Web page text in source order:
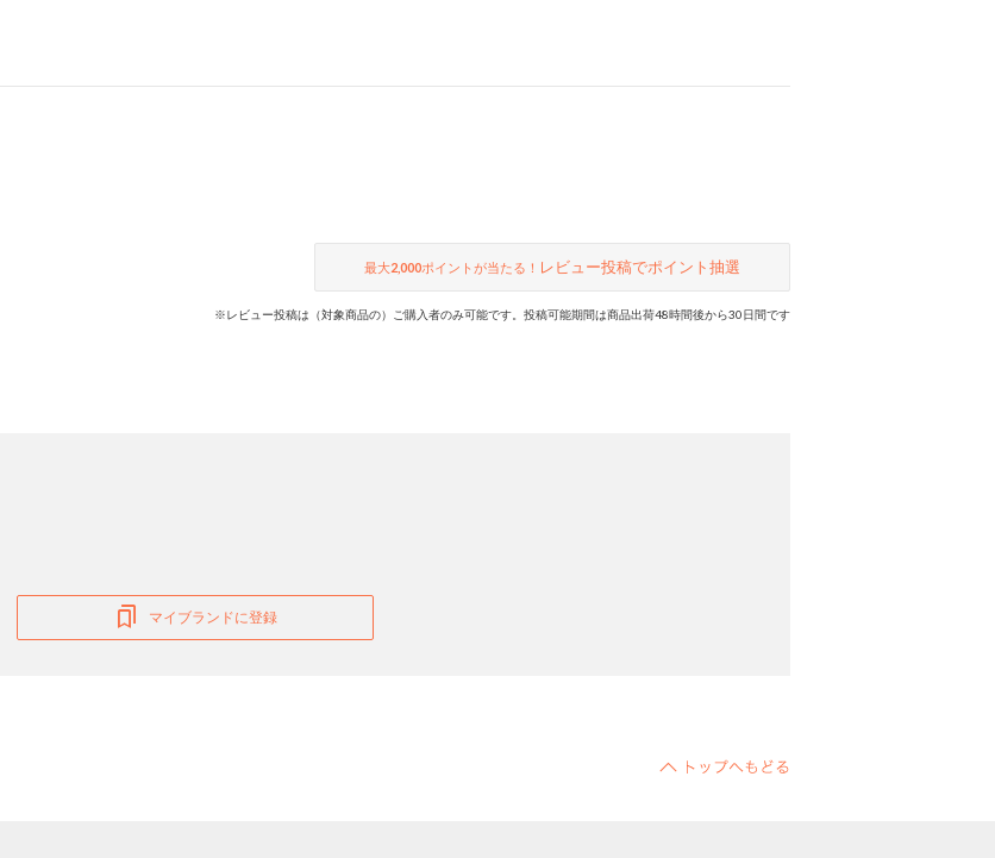
最大2,000ポイントが当たる！ レビュー投稿でポイント抽選
※レビュー投稿は（対象商品の）ご購入者のみ可能です。投稿可能期間は商品出荷48時間後から30日間です
マイブランドに登録